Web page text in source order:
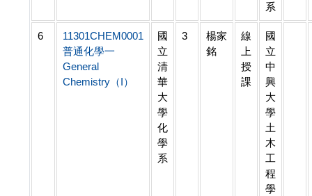
系
6
11301CHEM0001
普通化學一
General
Chemistry（I）
國
立
清
華
大
學
化
學
系
3
楊家
銘
線
上
授
課
國
立
中
興
大
學
土
木
工
程
學